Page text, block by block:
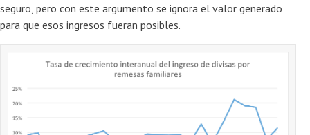
seguro, pero con este argumento se ignora el valor generado
para que esos ingresos fueran posibles.